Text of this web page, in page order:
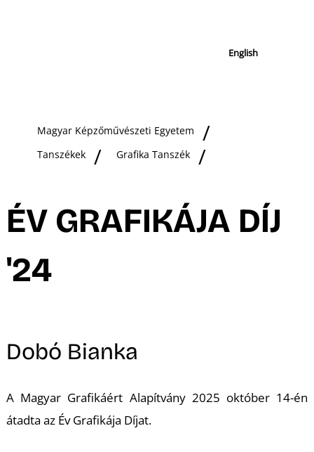
English
Magyar Képzőművészeti Egyetem
Tanszékek
Grafika Tanszék
ÉV GRAFIKÁJA DÍJ
'24
Dobó Bianka
A Magyar Grafikáért Alapítvány 2025 október 14-én
átadta az Év Grafikája Díjat.